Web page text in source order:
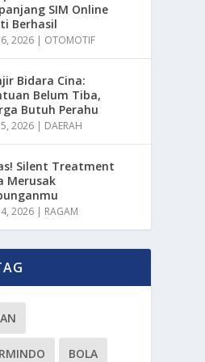
SIM Online
Berhasil
2026 | OTOMOTIF
Bidara Cina:
Belum Tiba,
Butuh Perahu
2026 | DAERAH
Silent Treatment
Merusak
2026 | RAGAM
BOLA